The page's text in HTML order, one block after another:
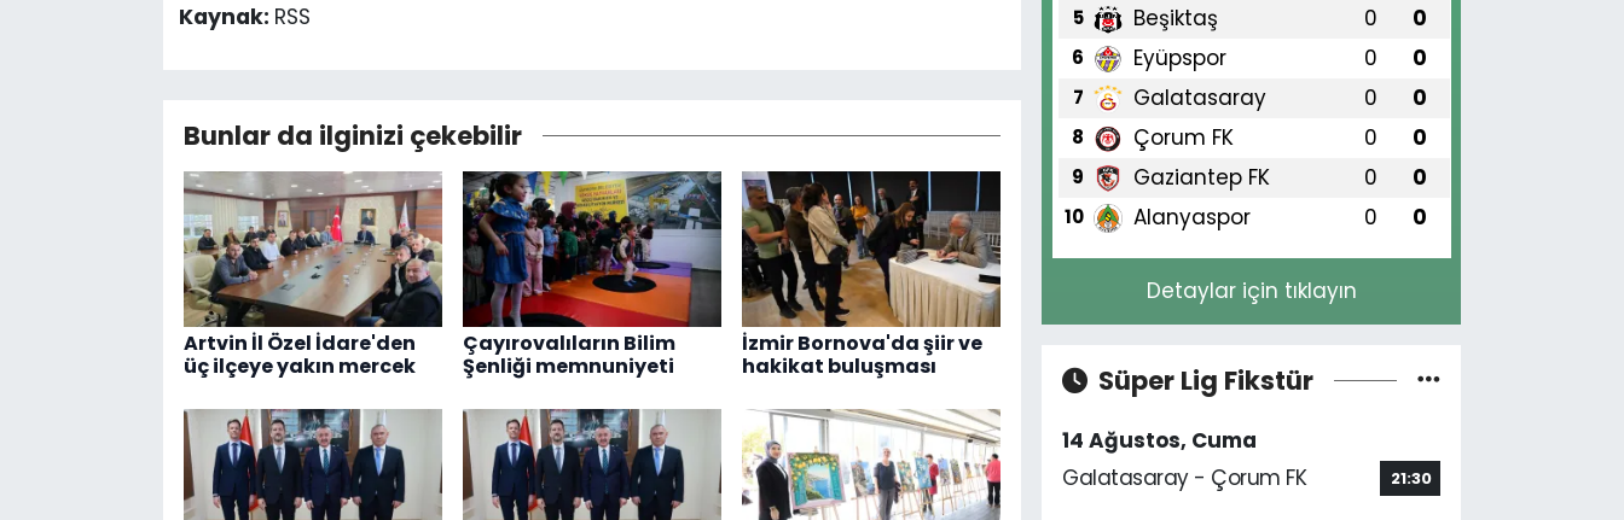
Kaynak: RSS
Bunlar da ilginizi çekebilir
Artvin İl Özel İdare'den
üç ilçeye yakın mercek
Çayırovalıların Bilim
Şenliği memnuniyeti
İzmir Bornova'da şiir ve
hakikat buluşması
5 Beşiktaş 0 0
6 Eyüpspor 0 0
7 Galatasaray 0 0
8 Çorum FK 0 0
9 Gaziantep FK 0 0
10 Alanyaspor 0 0
Detaylar için tıklayın
Süper Lig Fikstür
14 Ağustos, Cuma
Galatasaray - Çorum FK
21:30